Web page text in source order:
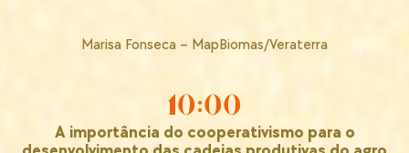
Marisa Fonseca – MapBiomas/Veraterra
10:00
A importância do cooperativismo para o